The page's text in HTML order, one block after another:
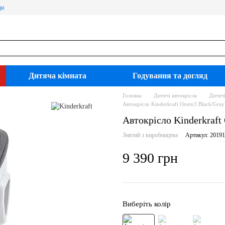
Дитяча кімната Годування та догляд
Головна Дитячі автокрісла
Автокрісло Kinderkraft Oneto3 Black/
Автокрісло
Знятий з виробництва Артикул:
9 390 грн
Виберіть колір